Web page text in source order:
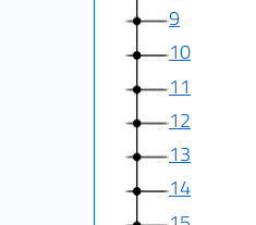
9
10
11
12
13
14